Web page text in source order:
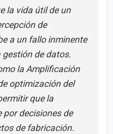
la vida útil de un
de
a un fallo inminente
gestión de datos.
la Amplificación
optimización del
que la
por decisiones de
de fabricación.